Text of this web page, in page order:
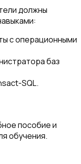
должны
с операционными
баз
SQL.
пособие и
обучения.